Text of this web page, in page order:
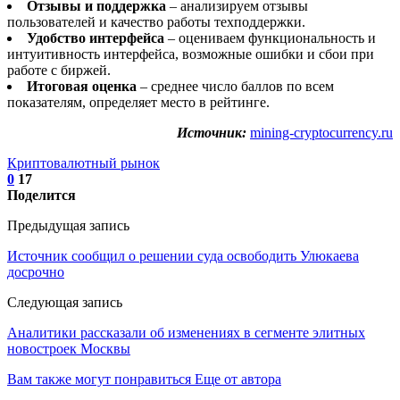
Отзывы и поддержка – анализируем отзывы
пользователей и качество работы техподдержки.
Удобство интерфейса – оцениваем функциональность и
интуитивность интерфейса, возможные ошибки и сбои при
работе с биржей.
Итоговая оценка – среднее число баллов по всем
показателям, определяет место в рейтинге.
Источник: mining-cryptocurrency.ru
Криптовалютный рынок
0 17
Поделится
Предыдущая запись
Источник сообщил о решении суда освободить Улюкаева
досрочно
Следующая запись
Аналитики рассказали об изменениях в сегменте элитных
новостроек Москвы
Вам также могут понравиться Еще от автора